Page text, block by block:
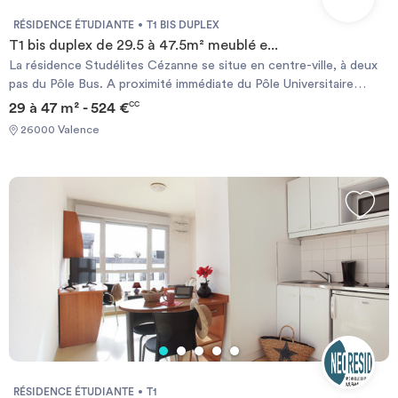
RÉSIDENCE ÉTUDIANTE T1 BIS DUPLEX
T1 bis duplex de 29.5 à 47.5m² meublé e...
La résidence Studélites Cézanne se situe en centre-ville, à deux
pas du Pôle Bus. A proximité immédiate du Pôle Universitaire
Latour-Maubourg (Université Pierre Mendès-France et Université
Stendhal). À proximité de l’IUFM, du Lycée Camille Vernet et de
l’IFSI. À proximité des commerces et à 10 minutes à pied de la
individuels.
29 à 47 m² - 524 €CC
26000 Valence
RÉSIDENCE ÉTUDIANTE T1